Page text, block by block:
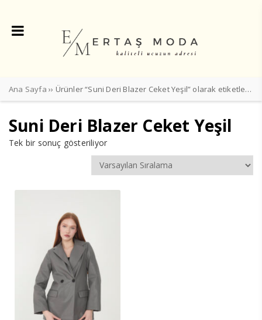
Ana Sayfa ›› Ürünler “Suni Deri Blazer Ceket Yeşil” olarak etiketlendi
Suni Deri Blazer Ceket Yeşil
Tek bir sonuç gösteriliyor